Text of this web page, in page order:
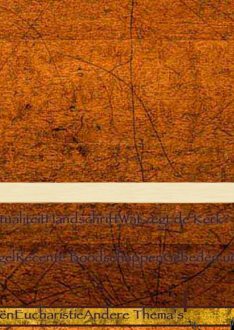
HandschriftWat zegt de Kerk?
Recente BoodschappenGebeden
EucharistieAndere Thema’s